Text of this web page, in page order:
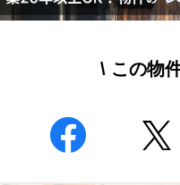
\ この物